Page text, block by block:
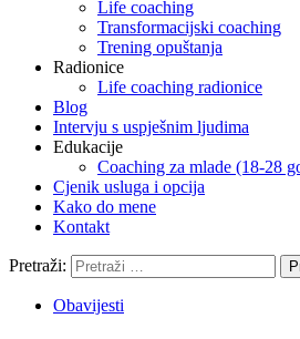
Life coaching
Transformacijski coaching
Trening opuštanja
Radionice
Life coaching radionice
Blog
Intervju s uspješnim ljudima
Edukacije
Coaching za mlade (18-28
Cjenik usluga i opcija
Kako do mene
Kontakt
Pretraži:
Obavijesti